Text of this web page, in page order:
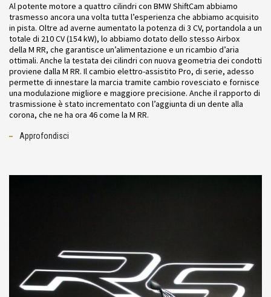
Al potente motore a quattro cilindri con BMW ShiftCam abbiamo
trasmesso ancora una volta tutta l’esperienza che abbiamo acquisito
in pista. Oltre ad averne aumentato la potenza di 3 CV, portandola a un
totale di 210 CV (154 kW), lo abbiamo dotato dello stesso Airbox
della M RR, che garantisce un’alimentazione e un ricambio d’aria
ottimali. Anche la testata dei cilindri con nuova geometria dei condotti
proviene dalla M RR. Il cambio elettro-assistito Pro, di serie, adesso
permette di innestare la marcia tramite cambio rovesciato e fornisce
una modulazione migliore e maggiore precisione. Anche il rapporto di
trasmissione è stato incrementato con l’aggiunta di un dente alla
corona, che ne ha ora 46 come la M RR.
Approfondisci